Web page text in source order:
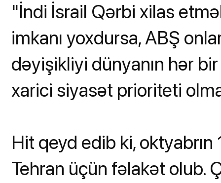
"İndi İsrail Qərbi xilas
imkanı yoxdursa, ABŞ
dəyişikliyi dünyanın hər
xarici siyasət prioriteti
Hit qeyd edib ki,
Tehran üçün fəlakət olub.